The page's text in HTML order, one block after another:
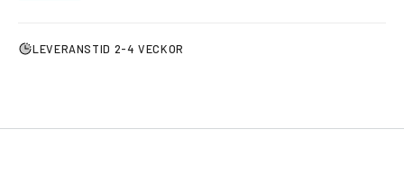
LEVERANSTID 2-4 VECKOR